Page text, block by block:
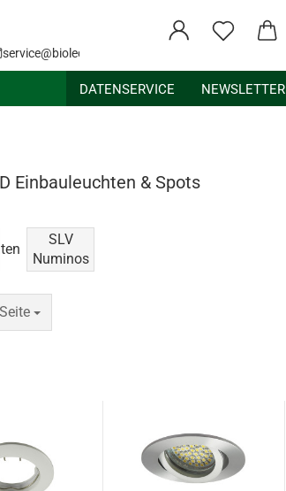
service@bioledex.de
DATENSERVICE NEWSLETTER
Einbauleuchten & Spots
SLV
Numinos